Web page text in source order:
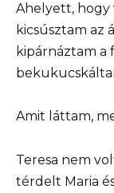
Ahelyett, hogy
kicsúsztam az
kipárnáztam a
Amit láttam,
Teresa nem
térdelt Maria